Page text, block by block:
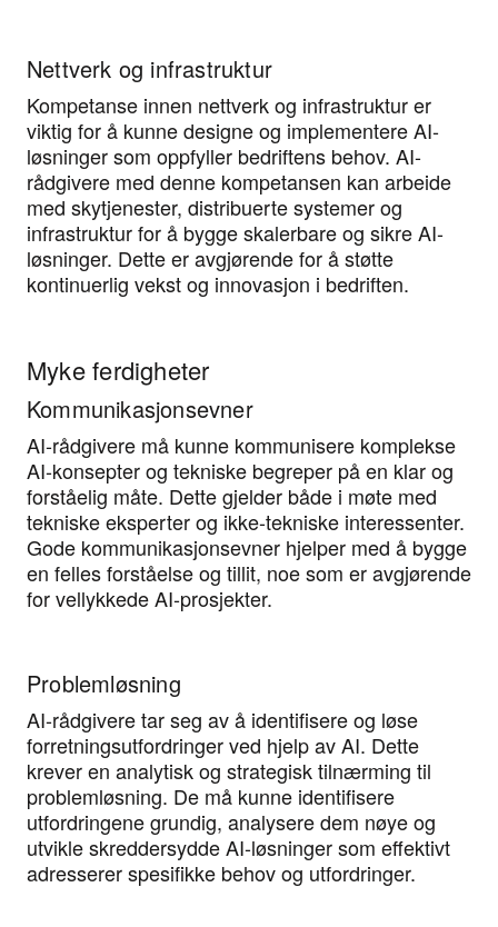
Nettverk og infrastruktur
Kompetanse innen nettverk og infrastruktur er
viktig for å kunne designe og implementere AI-
løsninger som oppfyller bedriftens behov. AI-
rådgivere med denne kompetansen kan arbeide
med skytjenester, distribuerte systemer og
infrastruktur for å bygge skalerbare og sikre AI-
løsninger. Dette er avgjørende for å støtte
kontinuerlig vekst og innovasjon i bedriften.
Myke ferdigheter
Kommunikasjonsevner
AI-rådgivere må kunne kommunisere komplekse
AI-konsepter og tekniske begreper på en klar og
forståelig måte. Dette gjelder både i møte med
tekniske eksperter og ikke-tekniske interessenter.
Gode kommunikasjonsevner hjelper med å bygge
en felles forståelse og tillit, noe som er avgjørende
for vellykkede AI-prosjekter.
Problemløsning
AI-rådgivere tar seg av å identifisere og løse
forretningsutfordringer ved hjelp av AI. Dette
krever en analytisk og strategisk tilnærming til
problemløsning. De må kunne identifisere
utfordringene grundig, analysere dem nøye og
utvikle skreddersydde AI-løsninger som effektivt
adresserer spesifikke behov og utfordringer.